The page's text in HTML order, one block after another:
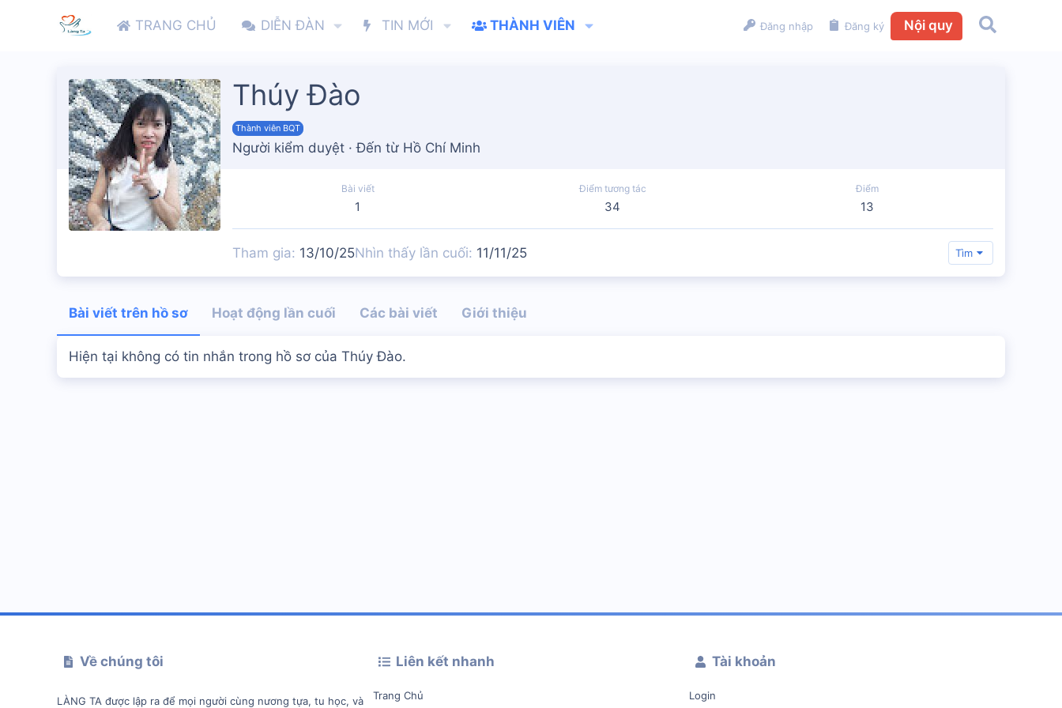
TRANG CHỦ DIỄN ĐÀN TIN MỚI THÀNH VIÊN Đăng nhập Đăng ký Nội quy
Thúy Đào
Thành viên BQT
Người kiểm duyệt · Đến từ Hồ Chí Minh
Bài viết
1
Điểm tương tác
34
Điểm
13
Tham gia 13/10/25Nhìn thấy lần cuối 11/11/25 Tìm
Bài viết trên hồ sơ Hoạt động lần cuối Các bài viết Giới thiệu
Hiện tại không có tin nhắn trong hồ sơ của Thúy Đào.
Về chúng tôi
LÀNG TA được lập ra để mọi người cùng nương tựa, tu học, và
Liên kết nhanh
Trang Chủ
Tài khoản
Login